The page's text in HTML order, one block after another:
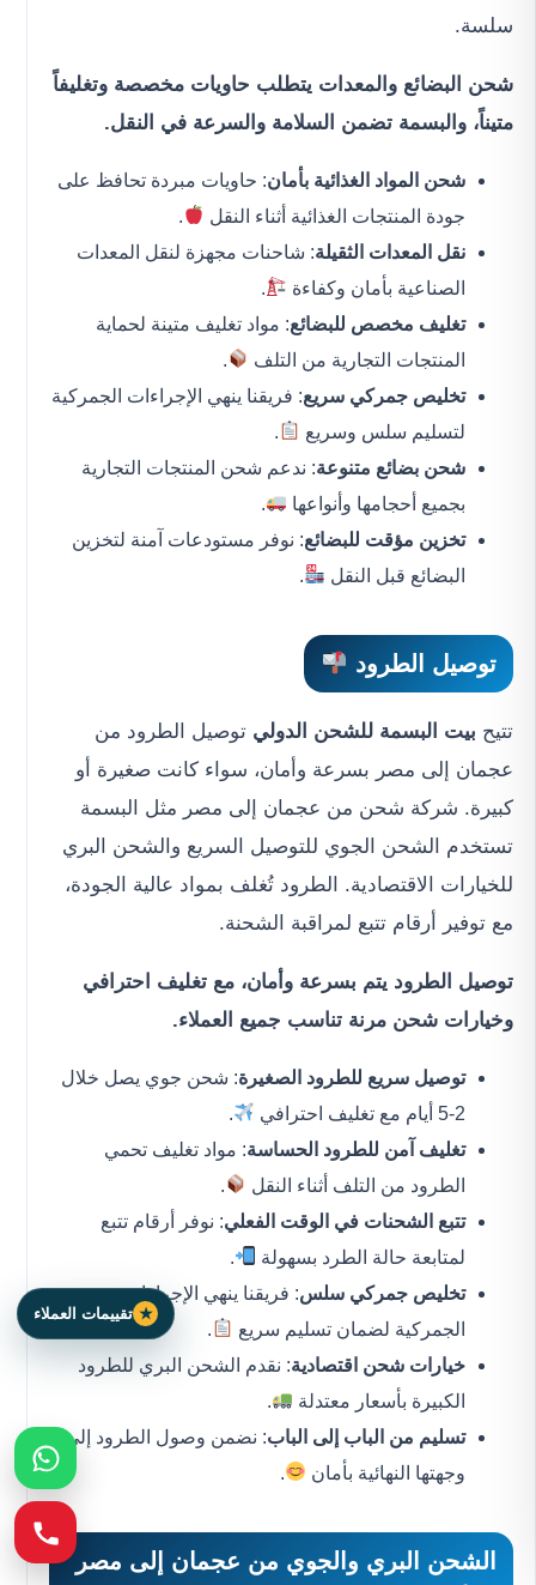
سلسة.
شحن البضائع والمعدات يتطلب حاويات مخصصة وتغليفاً
متيناً، والبسمة تضمن السلامة والسرعة في النقل.
شحن المواد الغذائية بأمان: حاويات مبردة تحافظ على
جودة المنتجات الغذائية أثناء النقل
.
نقل المعدات الثقيلة: شاحنات مجهزة لنقل المعدات
الصناعية بأمان وكفاءة
.
تغليف مخصص للبضائع: مواد تغليف متينة لحماية
المنتجات التجارية من التلف
.
تخليص جمركي سريع: فريقنا ينهي الإجراءات الجمركية
لتسليم سلس وسريع
.
شحن بضائع متنوعة: ندعم شحن المنتجات التجارية
بجميع أحجامها وأنواعها
.
تخزين مؤقت للبضائع: نوفر مستودعات آمنة لتخزين
البضائع قبل النقل
.
توصيل الطرود
تتيح بيت البسمة للشحن الدولي توصيل الطرود من
عجمان إلى مصر بسرعة وأمان، سواء كانت صغيرة أو
كبيرة. شركة شحن من عجمان إلى مصر مثل البسمة
تستخدم الشحن الجوي للتوصيل السريع والشحن البري
للخيارات الاقتصادية. الطرود تُغلف بمواد عالية الجودة،
مع توفير أرقام تتبع لمراقبة الشحنة.
توصيل الطرود يتم بسرعة وأمان، مع تغليف احترافي
وخيارات شحن مرنة تناسب جميع العملاء.
توصيل سريع للطرود الصغيرة: شحن جوي يصل خلال
2-5 أيام مع تغليف احترافي
.
تغليف آمن للطرود الحساسة: مواد تغليف تحمي
الطرود من التلف أثناء النقل
.
تتبع الشحنات في الوقت الفعلي: نوفر أرقام تتبع
لمتابعة حالة الطرد بسهولة
.
تخليص جمركي سلس: فريقنا ينهي الإجراءات
الجمركية لضمان تسليم سريع
.
خيارات شحن اقتصادية: نقدم الشحن البري للطرود
الكبيرة بأسعار معتدلة
.
تسليم من الباب إلى الباب: نضمن وصول الطرود إلى
وجهتها النهائية بأمان
.
الشحن البري والجوي من عجمان إلى مصر
تقييمات العملاء